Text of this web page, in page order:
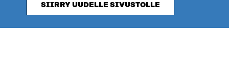
SIIRRY UUDELLE SIVUSTOLLE